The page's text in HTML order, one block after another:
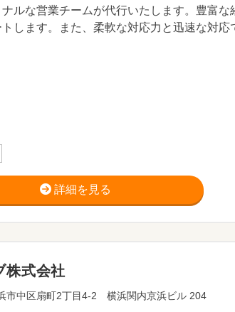
ルな営業チームが代行いたします。豊富
します。また、柔軟な対応力と迅速な対
詳細を見る
株式会社
市中区扇町2丁目4-2 横浜関内京浜ビル 204